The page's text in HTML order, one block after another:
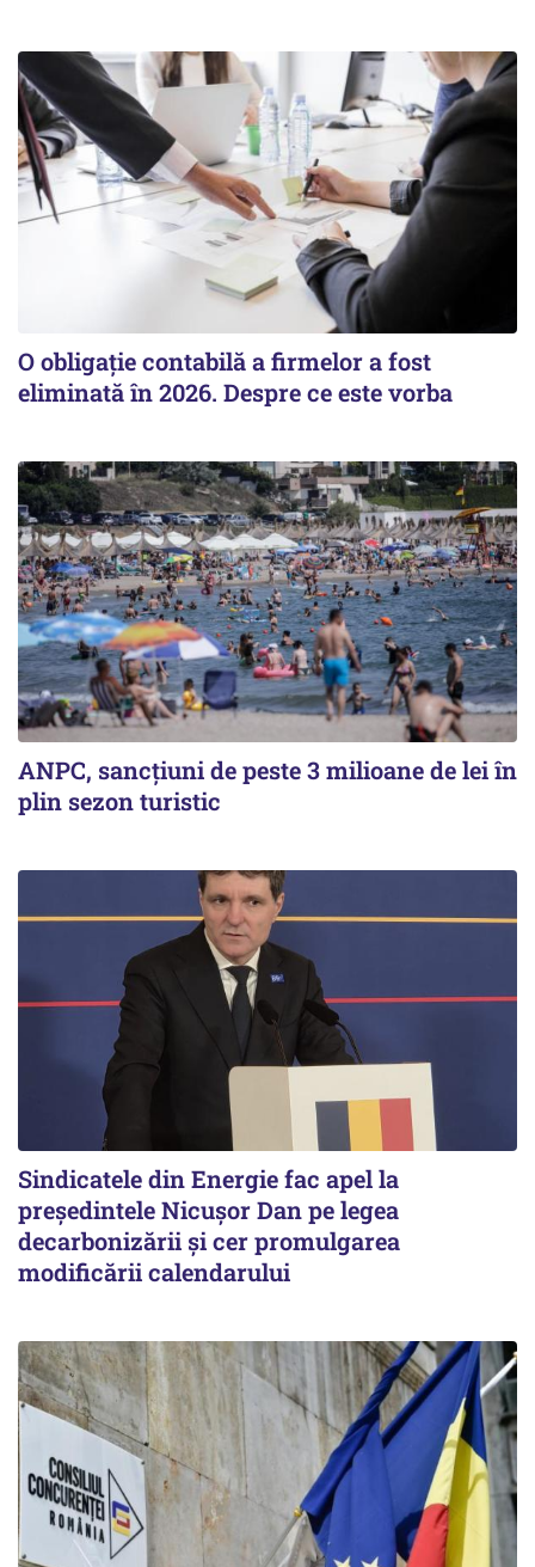
O obligație contabilă a firmelor a fost
eliminată în 2026. Despre ce este vorba
ANPC, sancțiuni de peste 3 milioane de lei în
plin sezon turistic
Sindicatele din Energie fac apel la
preşedintele Nicuşor Dan pe legea
decarbonizării şi cer promulgarea
modificării calendarului